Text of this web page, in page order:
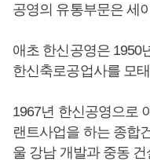
공영의 유통부문은 세
애초 한신공영은 1950
한신축로공업사를 모
1967년 한신공영으로
랜트사업을 하는 종합
울 강남 개발과 중동